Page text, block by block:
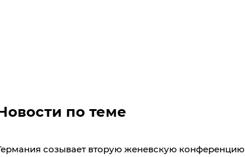
по теме
созывает вторую женевскую конференцию